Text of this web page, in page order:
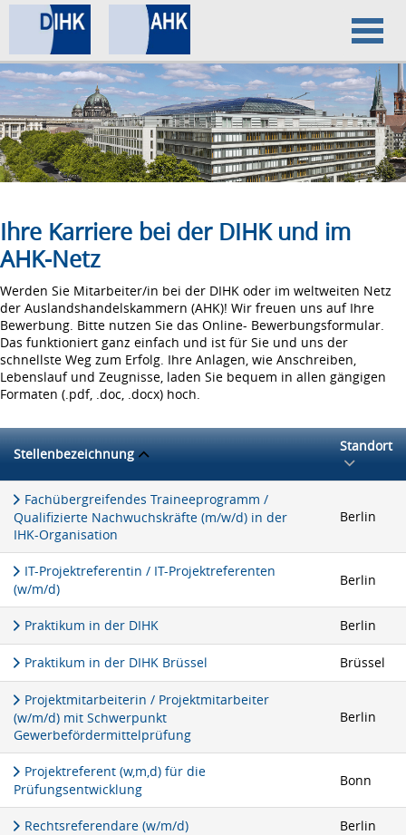
Home
Datenschutz
Impressum
Ihre Karriere bei der DIHK und im
AHK-Netz
Werden Sie Mitarbeiter/in bei der DIHK oder im weltweiten Netz
der Auslandshandelskammern (AHK)! Wir freuen uns auf Ihre
Bewerbung. Bitte nutzen Sie das Online- Bewerbungsformular.
Das funktioniert ganz einfach und ist für Sie und uns der
schnellste Weg zum Erfolg. Ihre Anlagen, wie Anschreiben,
Lebenslauf und Zeugnisse, laden Sie bequem in allen gängigen
Formaten (.pdf, .doc, .docx) hoch.
Stellenbezeichnung Standort
Fachübergreifendes Traineeprogramm /
Qualifizierte Nachwuchskräfte (m/w/d) in der
IHK-Organisation
Berlin
IT-Projektreferentin / IT-Projektreferenten
(w/m/d)
Berlin
Praktikum in der DIHK Berlin
Praktikum in der DIHK Brüssel Brüssel
Projektmitarbeiterin / Projektmitarbeiter
(w/m/d) mit Schwerpunkt
Gewerbefördermittelprüfung
Berlin
Projektreferent (w,m,d) für die
Prüfungsentwicklung
Bonn
Rechtsreferendare (w/m/d) Berlin